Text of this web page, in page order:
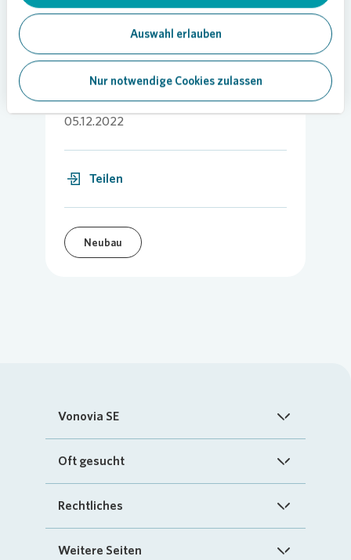
Auswahl erlauben
Nur notwendige Cookies zulassen
05.12.2022
Teilen
Neubau
Vonovia SE
Startseite
Investoren
Oft gesucht
FAQ
Rechtliches
Impressum
Weitere Seiten